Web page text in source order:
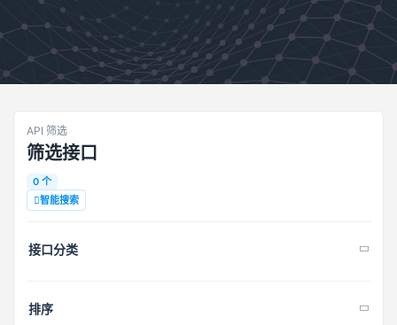
API 筛选
筛选接口
0 个
智能搜索
接口分类
排序